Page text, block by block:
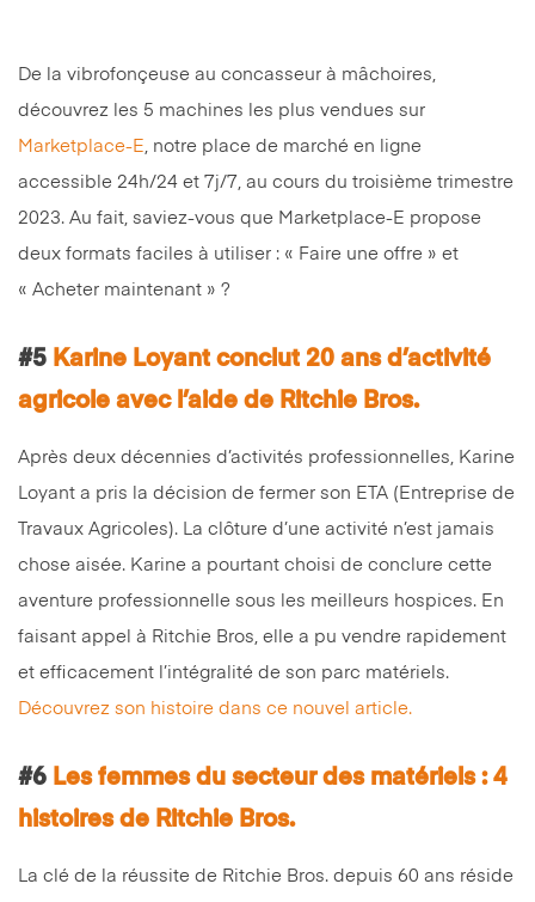
De la vibrofonçeuse au concasseur à mâchoires,
découvrez les 5 machines les plus vendues sur
Marketplace-E, notre place de marché en ligne
accessible 24h/24 et 7j/7, au cours du troisième trimestre
2023. Au fait, saviez-vous que Marketplace-E propose
deux formats faciles à utiliser : « Faire une offre » et
« Acheter maintenant » ?
#5 Karine Loyant conclut 20 ans d’activité
agricole avec l’aide de Ritchie Bros.
Après deux décennies d’activités professionnelles, Karine
Loyant a pris la décision de fermer son ETA (Entreprise de
Travaux Agricoles). La clôture d’une activité n’est jamais
chose aisée. Karine a pourtant choisi de conclure cette
aventure professionnelle sous les meilleurs hospices. En
faisant appel à Ritchie Bros, elle a pu vendre rapidement
et efficacement l’intégralité de son parc matériels.
Découvrez son histoire dans ce nouvel article.
#6 Les femmes du secteur des matériels : 4
histoires de Ritchie Bros.
La clé de la réussite de Ritchie Bros. depuis 60 ans réside